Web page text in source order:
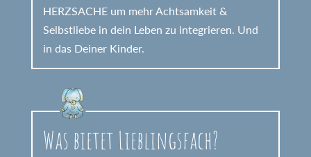
HERZSACHE um mehr Achtsamkeit &
Selbstliebe in dein Leben zu integrieren. Und
in das Deiner Kinder.
Was bietet Lieblingsfach?